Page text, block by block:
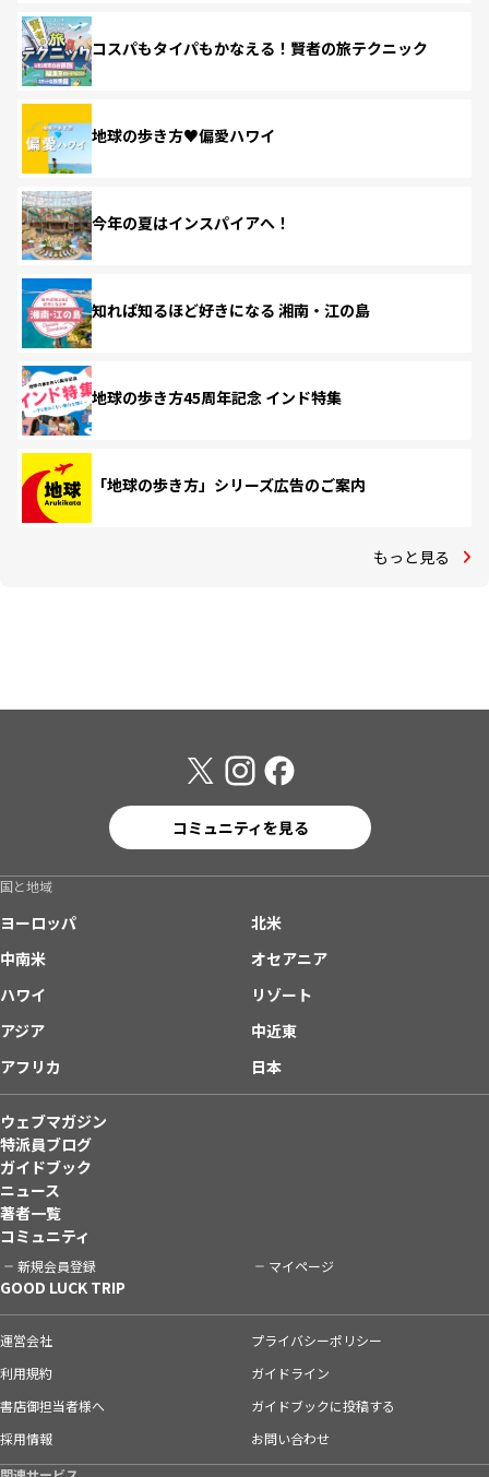
コスパもタイパもかなえる！賢者の旅テクニック
地球の歩き方♥偏愛ハワイ
今年の夏はインスパイアへ！
知れば知るほど好きになる 湘南・江の島
地球の歩き方45周年記念 インド特集
「地球の歩き方」シリーズ広告のご案内
もっと見る
コミュニティを見る
国と地域
ヨーロッパ
北米
中南米
オセアニア
ハワイ
リゾート
アジア
中近東
アフリカ
日本
ウェブマガジン
特派員ブログ
ガイドブック
ニュース
著者一覧
コミュニティ
新規会員登録 マイページ
GOOD LUCK TRIP
運営会社
プライバシーポリシー
利用規約
ガイドライン
書店御担当者様へ
ガイドブックに投稿する
採用情報
お問い合わせ